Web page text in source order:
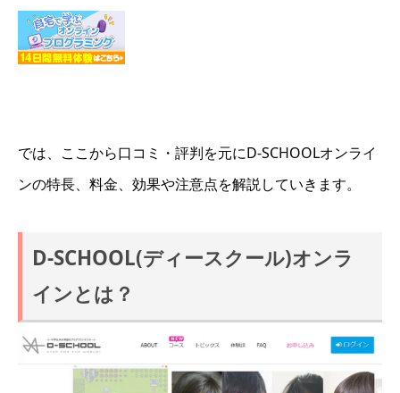
では、ここから口コミ・評判を元にD-SCHOOLオンライ
ンの特長、料金、効果や注意点を解説していきます。
D-SCHOOL(ディースクール)オンラ
インとは？